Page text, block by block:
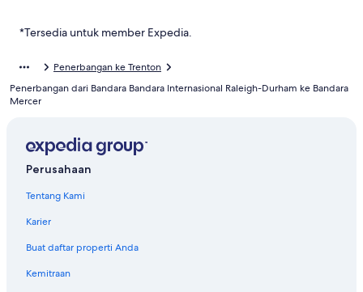
*Tersedia untuk member Expedia.
Penerbangan ke Trenton
Penerbangan dari Bandara Bandara Internasional Raleigh-Durham ke Bandara
Mercer
Perusahaan
Tentang Kami
Karier
Buat daftar properti Anda
Kemitraan